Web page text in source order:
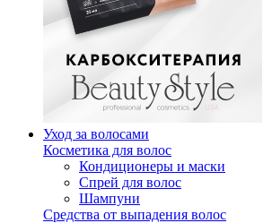
Уход за волосами
Косметика для волос
Кондиционеры и маски
Спрей для волос
Шампуни
Средства от выпадения волос